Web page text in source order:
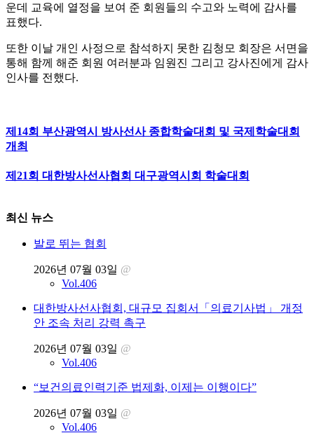
운데 교육에 열정을 보여 준 회원들의 수고와 노력에 감사를
표했다.
또한 이날 개인 사정으로 참석하지 못한 김청모 회장은 서면을
통해 함께 해준 회원 여러분과 임원진 그리고 강사진에게 감사
인사를 전했다.
제14회 부산광역시 방사선사 종합학술대회 및 국제학술대회
개최
제21회 대한방사선사협회 대구광역시회 학술대회
최신 뉴스
발로 뛰는 협회
2026년 07월 03일 @
Vol.406
대한방사선사협회, 대규모 집회서「의료기사법」 개정
안 조속 처리 강력 촉구
2026년 07월 03일 @
Vol.406
“보건의료인력기준 법제화, 이제는 이행이다”
2026년 07월 03일 @
Vol.406